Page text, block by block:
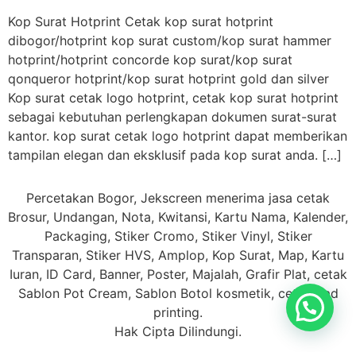
Kop Surat Hotprint Cetak kop surat hotprint
dibogor/hotprint kop surat custom/kop surat hammer
hotprint/hotprint concorde kop surat/kop surat
qonqueror hotprint/kop surat hotprint gold dan silver
Kop surat cetak logo hotprint, cetak kop surat hotprint
sebagai kebutuhan perlengkapan dokumen surat-surat
kantor. kop surat cetak logo hotprint dapat memberikan
tampilan elegan dan eksklusif pada kop surat anda. […]
Percetakan Bogor, Jekscreen menerima jasa cetak
Brosur, Undangan, Nota, Kwitansi, Kartu Nama, Kalender,
Packaging, Stiker Cromo, Stiker Vinyl, Stiker
Transparan, Stiker HVS, Amplop, Kop Surat, Map, Kartu
Iuran, ID Card, Banner, Poster, Majalah, Grafir Plat, cetak
Sablon Pot Cream, Sablon Botol kosmetik, cetak Pad
printing.
Hak Cipta Dilindungi.